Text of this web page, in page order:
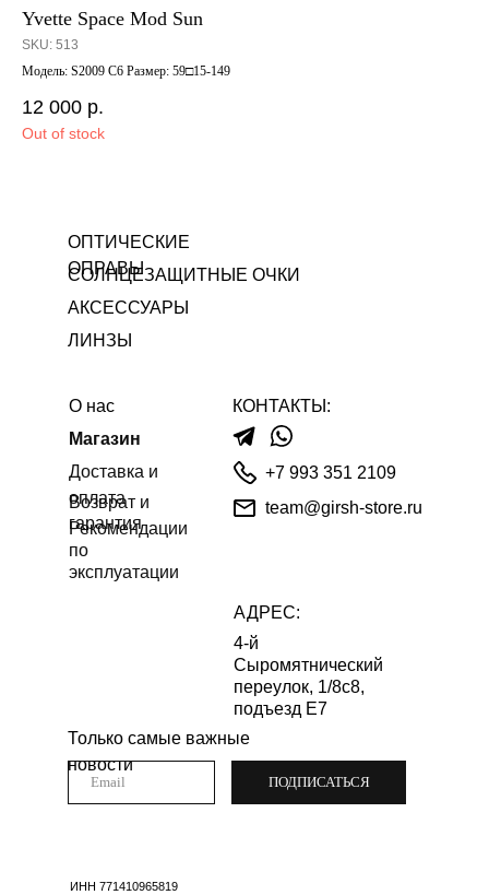
Yvette Space Mod Sun
SKU: 513
Модель: S2009 C6 Размер: 59□15-149
12 000 р.
Out of stock
ОПТИЧЕСКИЕ
ОПРАВЫ
СОЛНЦЕЗАЩИТНЫЕ ОЧКИ
+7 993 351 2109
Только самые важные
новости
ПОДПИСАТЬСЯ
4-й
Сыромятнический
переулок, 1/8с8,
подъезд Е7
АДРЕС:
Магазин
ИНН 771410965819
О нас
team@girsh-store.ru
Рекомендации
по
эксплуатации
Доставка и
оплата
КОНТАКТЫ:
Возврат и
гарантия
ЛИНЗЫ
АКСЕССУАРЫ